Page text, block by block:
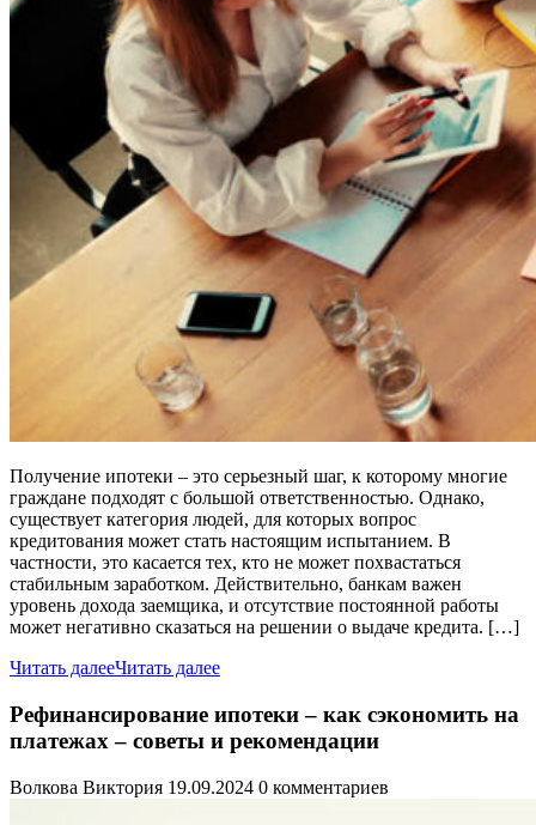
Получение ипотеки – это серьезный шаг, к которому многие
граждане подходят с большой ответственностью. Однако,
существует категория людей, для которых вопрос
кредитования может стать настоящим испытанием. В
частности, это касается тех, кто не может похвастаться
стабильным заработком. Действительно, банкам важен
уровень дохода заемщика, и отсутствие постоянной работы
может негативно сказаться на решении о выдаче кредита. […]
Читать далееЧитать далее
Рефинансирование ипотеки – как сэкономить на
платежах – советы и рекомендации
Волкова Виктория 19.09.2024 0 комментариев